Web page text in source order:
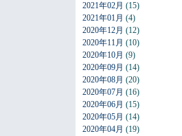
2021年02月 (15)
2021年01月 (4)
2020年12月 (12)
2020年11月 (10)
2020年10月 (9)
2020年09月 (14)
2020年08月 (20)
2020年07月 (16)
2020年06月 (15)
2020年05月 (14)
2020年04月 (19)